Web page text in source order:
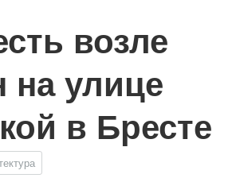
возле
на улице
в Бресте